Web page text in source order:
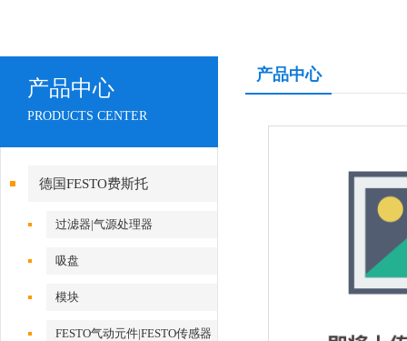
产品中心
PRODUCTS CENTER
德国FESTO费斯托
过滤器|气源处理器
吸盘
模块
FESTO气动元件|FESTO传感器
产品中心